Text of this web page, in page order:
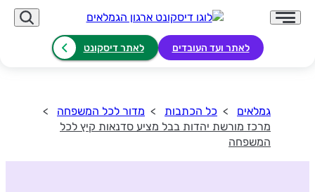
לאתר ועד העובדים לאתר דיסקונט
גמלאים כל הכתבות
מדור לכל המשפחה
מרכז מורשת יהדות בבל מציע סדנאות קיץ לכל
המשפחה